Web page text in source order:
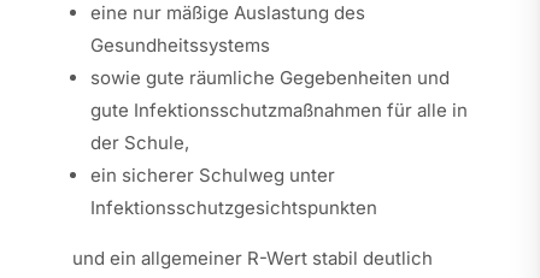
eine nur mäßige Auslastung des
Gesundheitssystems
sowie gute räumliche Gegebenheiten und
gute Infektionsschutzmaßnahmen für alle in
der Schule,
ein sicherer Schulweg unter
Infektionsschutzgesichtspunkten
und ein allgemeiner R-Wert stabil deutlich